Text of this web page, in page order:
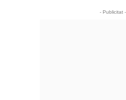
- Publicitat -